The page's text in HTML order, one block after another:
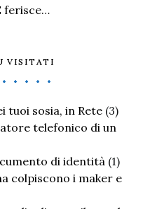
ferisce…
VISITATI
tuoi sosia, in Rete (3)
telefonico di un
di identità (1)
colpiscono i maker e